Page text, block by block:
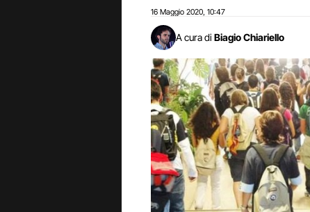
16 Maggio 2020 10:47
A cura di Biagio Chiariello